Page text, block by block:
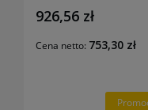
Germany
926,56 zł
Cena netto: 753,30 zł